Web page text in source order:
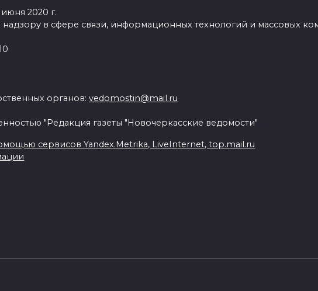
2020 г.
в сфере связи, информационных технологий и массовых
органов:vedomostin@mail.ru
"Редакция газеты "Новочеркасские ведомости"
сервисов Yandex.Metrika, LiveInternet, top.mail.ru